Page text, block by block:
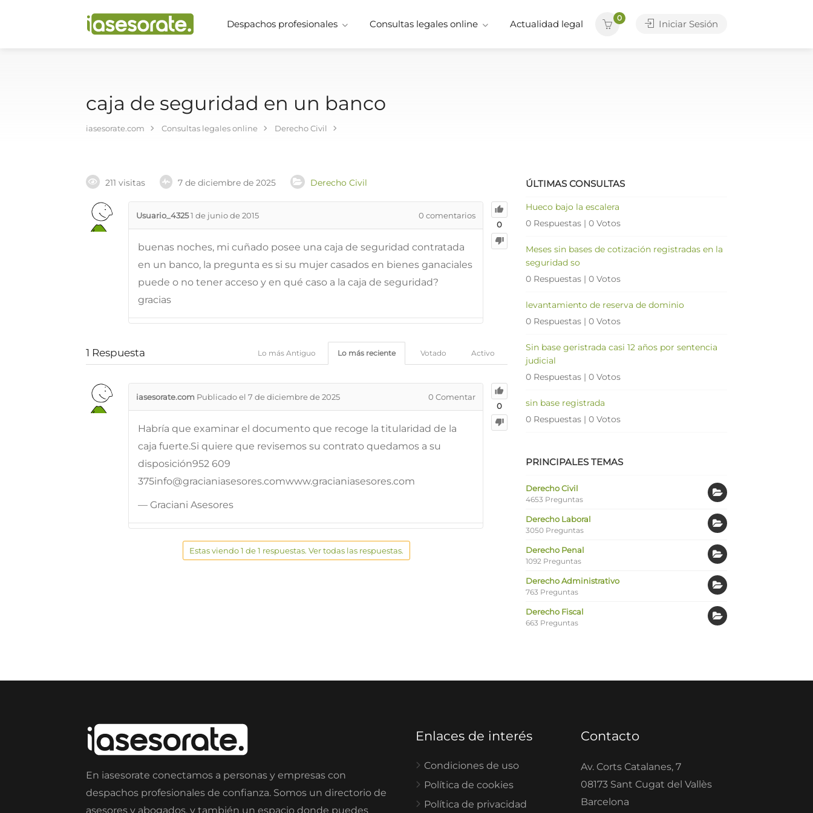
Despachos profesionales Consultas legales online Actualidad legal
0
Iniciar Sesión
caja de seguridad en un banco
iasesorate.com Consultas legales online Derecho Civil
211 visitas 7 de diciembre de 2025 Derecho Civil
0
Usuario_43251 de junio de 2015 0 comentarios
buenas noches, mi cuñado posee una caja de seguridad contratada
en un banco, la pregunta es si su mujer casados en bienes ganaciales
puede o no tener acceso y en qué caso a la caja de seguridad?
gracias
1 Respuesta Activo
Votado
Lo más reciente
Lo más Antiguo
0
iasesorate.com Publicado el 7 de diciembre de 2025 0 Comentar
Habría que examinar el documento que recoge la titularidad de la
caja fuerte.Si quiere que revisemos su contrato quedamos a su
disposición952 609
375info@gracianiasesores.comwww.gracianiasesores.com
— Graciani Asesores
Estas viendo 1 de 1 respuestas. Ver todas las respuestas.
ÚLTIMAS CONSULTAS
Hueco bajo la escalera
0 Respuestas | 0 Votos
Meses sin bases de cotización registradas en la
seguridad so
0 Respuestas | 0 Votos
levantamiento de reserva de dominio
0 Respuestas | 0 Votos
Sin base geristrada casi 12 años por sentencia
judicial
0 Respuestas | 0 Votos
sin base registrada
0 Respuestas | 0 Votos
PRINCIPALES TEMAS
Derecho Civil
4653 Preguntas
Derecho Laboral
3050 Preguntas
Derecho Penal
1092 Preguntas
Derecho Administrativo
763 Preguntas
Derecho Fiscal
663 Preguntas
En iasesorate conectamos a personas y empresas con
despachos profesionales de confianza. Somos un directorio de
asesores y abogados, y también un espacio donde puedes
Enlaces de interés
Condiciones de uso
Política de cookies
Política de privacidad
Contacto
Av. Corts Catalanes, 7
08173 Sant Cugat del Vallès
Barcelona